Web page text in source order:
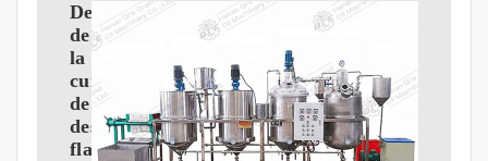
Determinación
de
la
curva
de
destilación
flash